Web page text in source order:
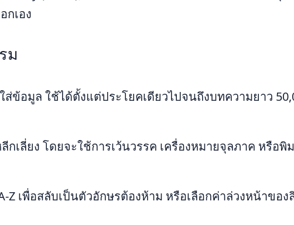
กเอง
ม
ข้อมูล ใช้ได้ตั้งแต่ประโยคเดียวไปจนถึงบทความยาว
ลี่ยง โดยจะใช้การเว้นวรรค เครื่องหมายจุลภาค หรือพิ
เพื่อสลับเป็นตัวอักษรต้องห้าม หรือเลือกค่าล่วงหน้าของ